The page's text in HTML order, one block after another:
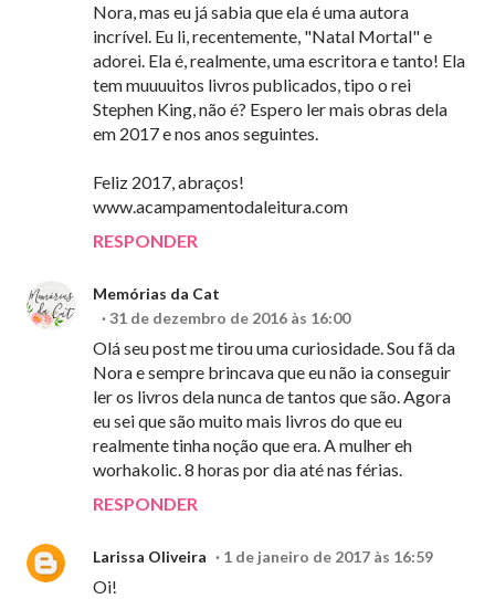
Nora, mas eu já sabia que ela é uma autora
incrível. Eu li, recentemente, "Natal Mortal" e
adorei. Ela é, realmente, uma escritora e tanto! Ela
tem muuuuitos livros publicados, tipo o rei
Stephen King, não é? Espero ler mais obras dela
em 2017 e nos anos seguintes.
Feliz 2017, abraços!
www.acampamentodaleitura.com
RESPONDER
Memórias da Cat
31 de dezembro de 2016 às 16:00
Olá seu post me tirou uma curiosidade. Sou fã da
Nora e sempre brincava que eu não ia conseguir
ler os livros dela nunca de tantos que são. Agora
eu sei que são muito mais livros do que eu
realmente tinha noção que era. A mulher eh
worhakolic. 8 horas por dia até nas férias.
RESPONDER
Larissa Oliveira 1 de janeiro de 2017 às 16:59
Oi!